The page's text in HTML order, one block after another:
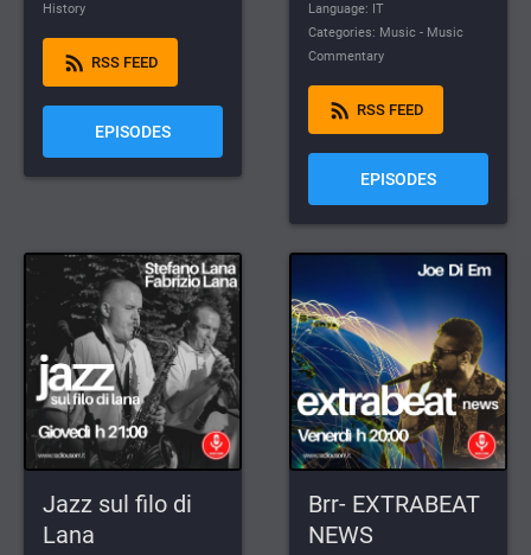
History
rss_feed RSS FEED
EPISODES
Language: IT
Categories: Music - Music
Commentary
rss_feed RSS FEED
EPISODES
Jazz sul filo di
Lana
Brr- EXTRABEAT
NEWS